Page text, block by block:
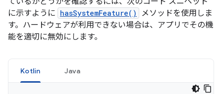
に示すように hasSystemFeature()
メソッドを使用しま
す。ハードウェアが利用できない場合は、アプリでその機
能を適切に無効にします。
Kotlin Java